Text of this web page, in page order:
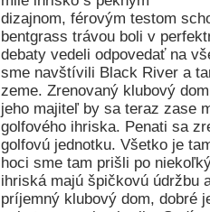
dizajnom, férovým testom
bentgrass trávou boli v
debaty vedeli odpovedať na
sme navštívili Black River a
zeme. Zrenovaný klubový
jeho majiteľ by sa teraz zase
golfového ihriska. Penati sa
golfovú jednotku. Všetko je
hoci sme tam prišli po
ihriská majú špičkovú údržbu
príjemný klubový dom, dobré